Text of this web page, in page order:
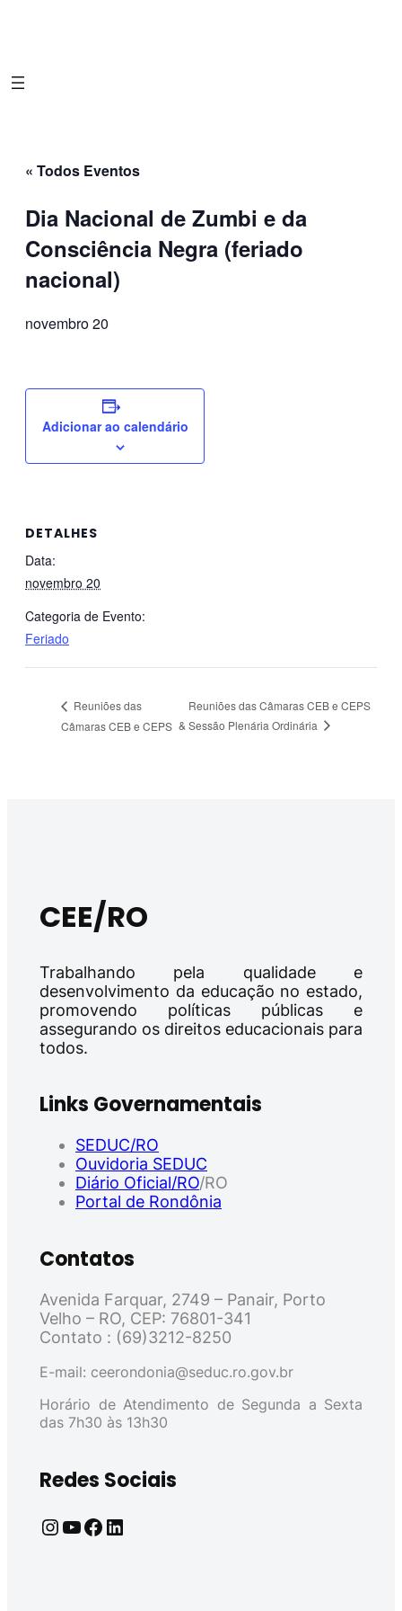
« Todos Eventos
Dia Nacional de Zumbi e da
Consciência Negra (feriado
nacional)
novembro 20
Adicionar ao calendário
DETALHES
Data:
novembro 20
Categoria de Evento:
Feriado
Reuniões das
Câmaras CEB e CEPS
Reuniões das Câmaras CEB e CEPS
& Sessão Plenária Ordinária
CEE/RO
Trabalhando pela qualidade e
desenvolvimento da educação no estado,
promovendo políticas públicas e
assegurando os direitos educacionais para
todos.
Links Governamentais
SEDUC/RO
Ouvidoria SEDUC
Diário Oficial/RO/RO
Portal de Rondônia
Contatos
Avenida Farquar, 2749 – Panair, Porto
Velho – RO, CEP: 76801-341
Contato : (69)3212-8250
E-mail: ceerondonia@seduc.ro.gov.br
Horário de Atendimento de Segunda a Sexta
das 7h30 às 13h30
Redes Sociais